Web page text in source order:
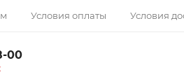
Условия оплаты Условия
00